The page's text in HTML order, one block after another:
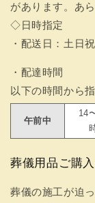
があります。あ
◇日時指定
・配送日：土日
・配達時間
以下の時間から
午前中
14
葬儀用品ご購
葬儀の施工が迫